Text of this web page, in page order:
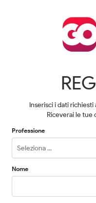
Inserisci i dati
Riceverai le tue
Professione
Nome